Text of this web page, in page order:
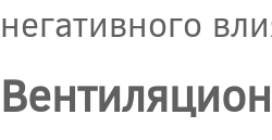
негативного